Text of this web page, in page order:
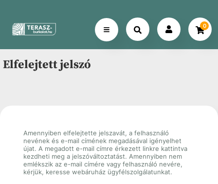
0
Elfelejtett jelszó
Amennyiben elfelejtette jelszavát, a felhasználó
nevének és e-mail címének megadásával igényelhet
újat. A megadott e-mail címre érkezett linkre kattintva
kezdheti meg a jelszóváltoztatást. Amennyiben nem
emlékszik az e-mail címére vagy felhasználó nevére,
kérjük, keresse webáruház ügyfélszolgálatunkat.